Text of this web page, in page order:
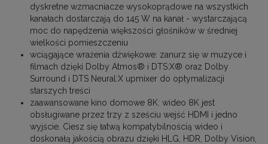
dyskretne wzmacniacze wysokoprądowe na wszystkich
kanałach dostarczają do 145 W na kanał - wystarczającą
moc do napędzenia większości głośników w średniej
wielkości pomieszczeniu
wciągające wrażenia dźwiękowe: zanurz się w muzyce i
filmach dzięki Dolby Atmos® i DTS:X® oraz Dolby
Surround i DTS Neural:X upmixer do optymalizacji
starszych treści
zaawansowane kino domowe 8K: wideo 8K jest
obsługiwane przez trzy z sześciu wejść HDMI i jedno
wyjście. Ciesz się łatwą kompatybilnością wideo i
doskonałą jakością obrazu dzięki HLG, HDR, Dolby Vision,